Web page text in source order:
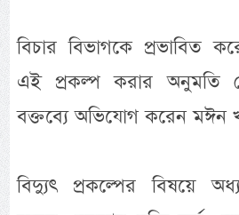
বিচার বিভাগকে প্রভাবিত
এই প্রকল্প করার অনুমতি
বক্তব্যে অভিযোগ করেন মঈন
বিদ্যুৎ প্রকল্পের বিষয়ে